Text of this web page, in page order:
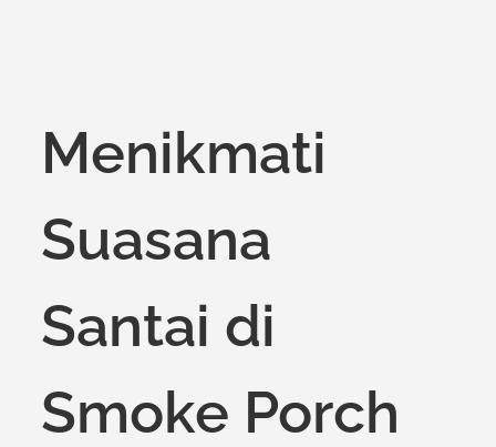
Menikmati
Suasana
Santai di
Smoke Porch